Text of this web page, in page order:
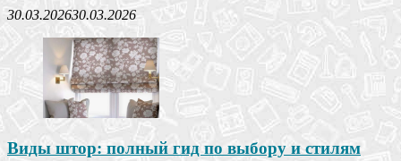
30.03.202630.03.2026
Виды штор: полный гид по выбору и стилям